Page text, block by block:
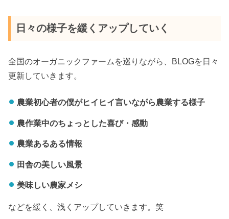
日々の様子を緩くアップしていく
全国のオーガニックファームを巡りながら、BLOGを日々
更新していきます。
農業初心者の僕がヒイヒイ言いながら農業する様子
農作業中のちょっとした喜び・感動
農業あるある情報
田舎の美しい風景
美味しい農家メシ
などを緩く、浅くアップしていきます。笑